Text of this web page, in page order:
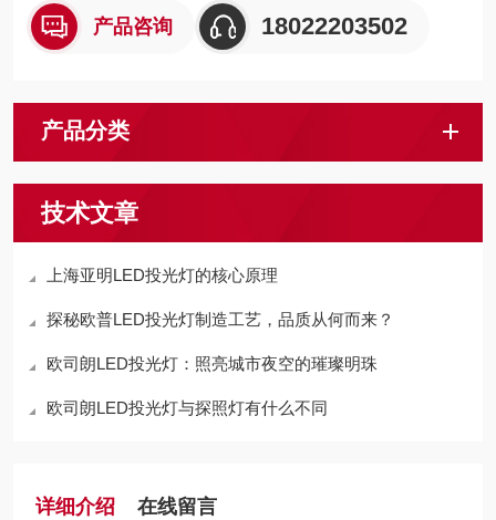
产品咨询 18022203502
产品分类
技术文章
上海亚明LED投光灯的核心原理
探秘欧普LED投光灯制造工艺，品质从何而来？
欧司朗LED投光灯：照亮城市夜空的璀璨明珠
欧司朗LED投光灯与探照灯有什么不同
详细介绍 在线留言